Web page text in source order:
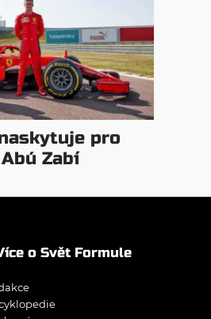
pro
Zabí
o Svět Formule